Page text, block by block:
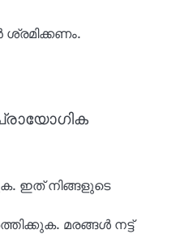
പ്രായോഗിക
ഇത് നിങ്ങളുടെ
മരങ്ങൾ നട്ട്